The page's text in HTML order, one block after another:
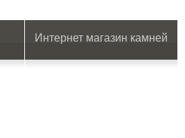
Интернет магазин камней